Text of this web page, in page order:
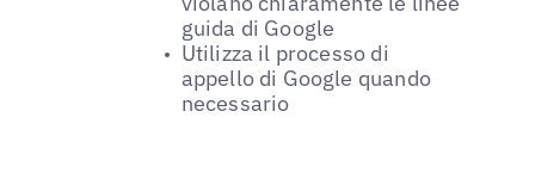
guida di Google
Utilizza il processo di
appello di Google quando
necessario